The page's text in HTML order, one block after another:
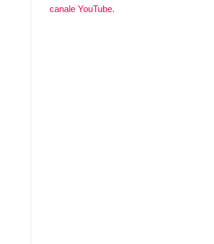
canale YouTube.